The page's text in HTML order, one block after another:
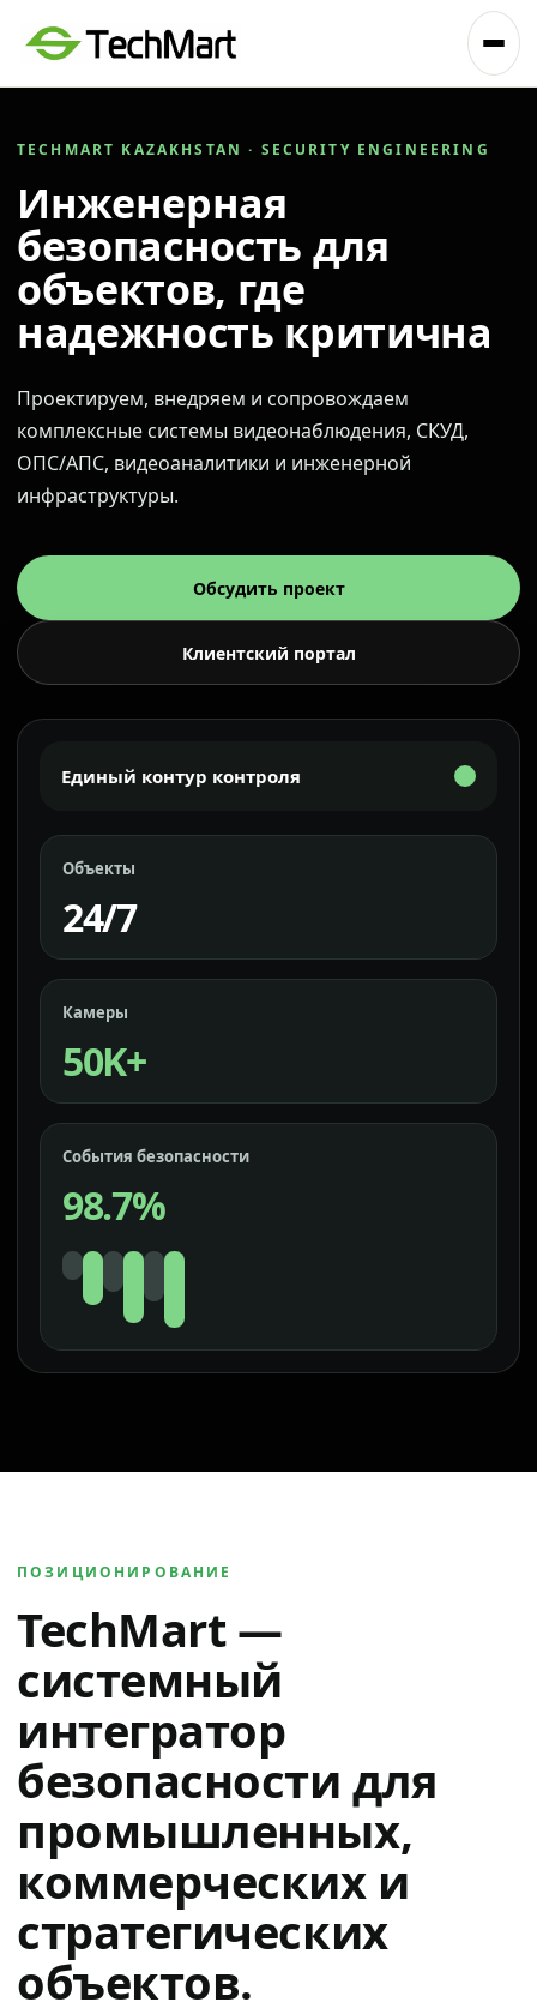
TECHMART KAZAKHSTAN · SECURITY ENGINEERING
Инженерная
безопасность для
объектов, где
надежность критична
Проектируем, внедряем и сопровождаем
комплексные системы видеонаблюдения, СКУД,
ОПС/АПС, видеоаналитики и инженерной
инфраструктуры.
Обсудить проект
Клиентский портал
Единый контур контроля
Объекты
24/7
Камеры
50K+
События безопасности
98.7%
ПОЗИЦИОНИРОВАНИЕ
TechMart —
системный
интегратор
безопасности для
промышленных,
коммерческих и
стратегических
объектов.